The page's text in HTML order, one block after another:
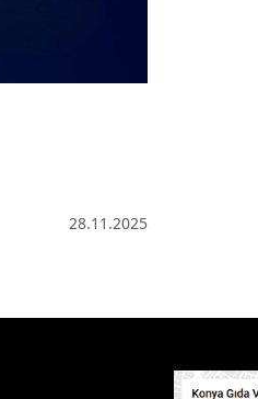
28.11.2025